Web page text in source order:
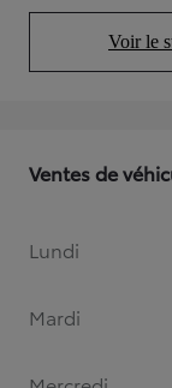
Voir le
Ventes de
Lundi
Mardi